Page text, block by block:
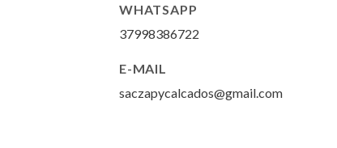
WHATSAPP
37998386722
E-MAIL
saczapycalcados@gmail.com